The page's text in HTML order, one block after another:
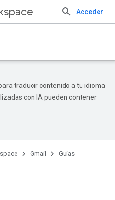
Acceder
traducir contenido a tu idioma
con IA pueden contener
Gmail Guías